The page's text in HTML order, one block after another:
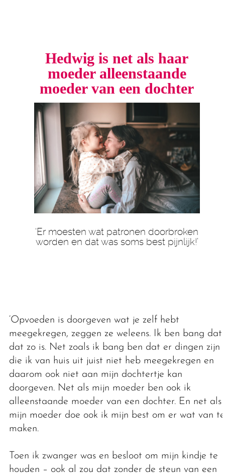
Hedwig is net als haar
moeder alleenstaande
moeder van een dochter
‘Er moesten wat patronen doorbroken
worden en dat was soms best pijnlijk!’
‘Opvoeden is doorgeven wat je zelf hebt
meegekregen, zeggen ze weleens. Ik ben bang dat
dat zo is. Net zoals ik bang ben dat er dingen zijn
die ik van huis uit juist niet heb meegekregen en
daarom ook niet aan mijn dochtertje kan
doorgeven. Net als mijn moeder ben ook ik
alleenstaande moeder van een dochter. En net als
mijn moeder doe ook ik mijn best om er wat van te
maken.
Toen ik zwanger was en besloot om mijn kindje te
houden – ook al zou dat zonder de steun van een